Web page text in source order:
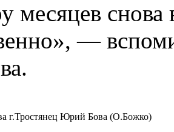
месяцев снова
—
г.Тростянец Юрий Бова (О.Божко)